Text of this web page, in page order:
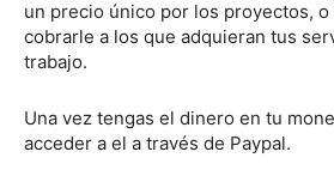
un precio único por los proyectos,
cobrarle a los que adquieran tus
trabajo.
Una vez tengas el dinero en tu
acceder a el a través de Paypal.